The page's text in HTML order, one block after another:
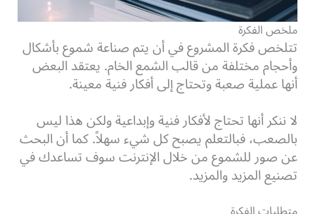
ملخص الفكرة
تتلخص فكرة المشروع في أن يتم صناعة شموع بأشكال
وأحجام مختلفة من قالب الشمع الخام. يعتقد البعض
أنها عملية صعبة وتحتاج إلى أفكار فنية معينة.
لا ننكر أنها تحتاج لأفكار فنية وإبداعية ولكن هذا ليس
بالصعب، فبالتعلم يصبح كل شيء سهلاً. كما أن البحث
عن صور للشموع من خلال الإنترنت سوف تساعدك في
تصنيع المزيد والمزيد.